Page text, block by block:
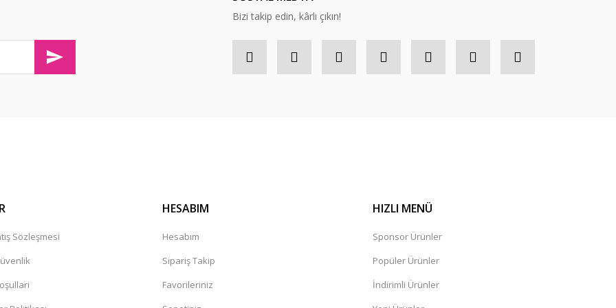
iletişim kurabileceğininiz
Bizi takip edin, kârlı çıkın!
Sözleşmesi
HESABIM
Hesabım
Sipariş Takip
Favorileriniz
HIZLI MENÜ
Sponsor Ürünler
Popüler Ürünler
İndirimli Ürünler